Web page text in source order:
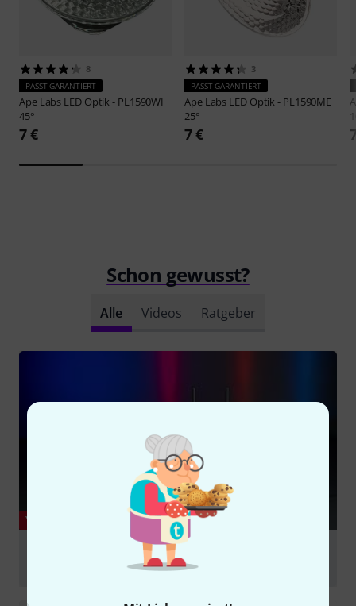
8
PASST GARANTIERT
Ape Labs LED Optik - PL1590WI
45°
7 €
3
PASST GARANTIERT
Ape Labs LED Optik - PL1590ME
25°
7 €
Schon gewusst?
Alle Videos Ratgeber
YOUTUBE
Ape Labs ApeLight Maxi V2 – The Ultimate Uplighting